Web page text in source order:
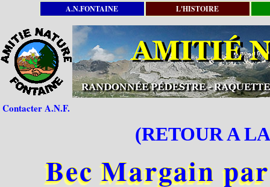
A.N.FONTAINE L'HISTOIRE
Contacter A.N.F.
(RETOUR A
Bec Margain